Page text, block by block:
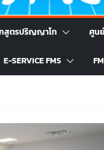
สูตรปริญญาโท ศูน
E-SERVICE FMS